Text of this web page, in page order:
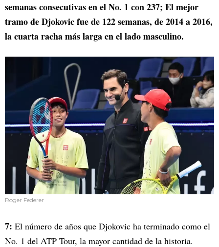
semanas consecutivas en el No. 1 con 237; El mejor
tramo de Djokovic fue de 122 semanas, de 2014 a 2016,
la cuarta racha más larga en el lado masculino.
Roger Federer
7: El número de años que Djokovic ha terminado como el
No. 1 del ATP Tour, la mayor cantidad de la historia.